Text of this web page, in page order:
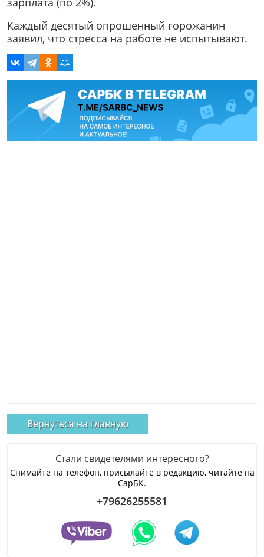
Каждый десятый опрошенный горожанин
заявил, что стресса на работе не испытывают.
Вернуться на главную
Стали свидетелями интересного?
Снимайте на телефон, присылайте в редакцию, читайте на
СарБК.
+79626255581